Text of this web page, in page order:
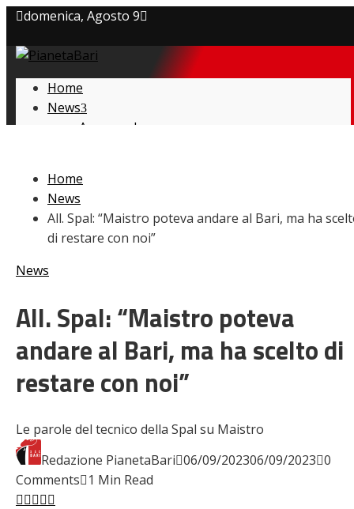
domenica, Agosto 9
Privacy policy
Cookie Policy
Home
News
Amarcord
Giovanili
Le pagelle
Interviste
Focus
Calciomercato
Video
Home
News
All. Spal: “Maistro poteva andare al Bari, ma ha
di restare con noi”
News
All. Spal: “Maistro poteva
andare al Bari, ma ha scelto di
restare con noi”
Le parole del tecnico della Spal su Maistro
Redazione PianetaBari 06/09/202306/09/2023 0
Comments 1 Min Read
Facebook
Twitter
LinkedIn
Pinterest
Stumbleupon